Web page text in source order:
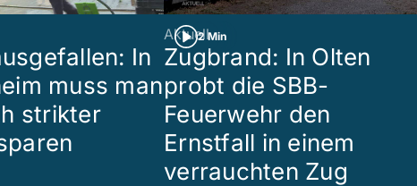
In
muss man
strikter
2 Min
Aktuell
Zugbrand: In Olten
probt die SBB-
Feuerwehr den
Ernstfall in einem
verrauchten Zug